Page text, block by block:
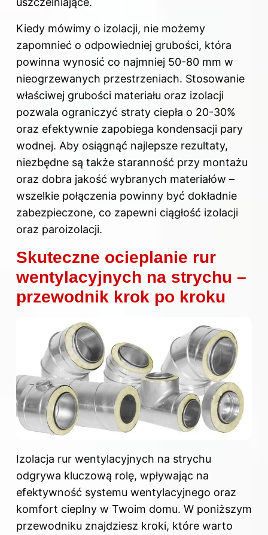
Kiedy mówimy o izolacji, nie możemy
zapomnieć o odpowiedniej grubości, która
powinna wynosić co najmniej 50-80 mm w
nieogrzewanych przestrzeniach. Stosowanie
właściwej grubości materiału oraz izolacji
pozwala ograniczyć straty ciepła o 20-30%
oraz efektywnie zapobiega kondensacji pary
wodnej. Aby osiągnąć najlepsze rezultaty,
niezbędne są także staranność przy montażu
oraz dobra jakość wybranych materiałów –
wszelkie połączenia powinny być dokładnie
zabezpieczone, co zapewni ciągłość izolacji
oraz paroizolacji.
Skuteczne ocieplanie rur
wentylacyjnych na strychu –
przewodnik krok po kroku
Izolacja rur wentylacyjnych na strychu
odgrywa kluczową rolę, wpływając na
efektywność systemu wentylacyjnego oraz
komfort cieplny w Twoim domu. W poniższym
przewodniku znajdziesz kroki, które warto